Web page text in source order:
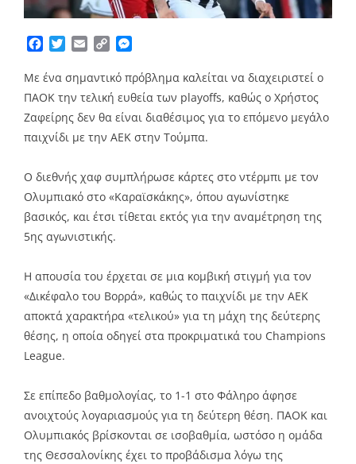
Facebook
TwitterEmailCopy
Με ένα σημαντικό πρόβλημα καλείται να διαχειριστεί ο
ΠΑΟΚ την τελική ευθεία των playoffs, καθώς ο Χρήστος
Ζαφείρης δεν θα είναι διαθέσιμος για το επόμενο μεγάλο
παιχνίδι με την ΑΕΚ στην Τούμπα.
Ο διεθνής χαφ συμπλήρωσε κάρτες στο ντέρμπι με τον
Ολυμπιακό στο «Καραϊσκάκης», όπου αγωνίστηκε
βασικός, και έτσι τίθεται εκτός για την αναμέτρηση της
5ης αγωνιστικής.
Η απουσία του έρχεται σε μια κομβική στιγμή για τον
«Δικέφαλο του Βορρά», καθώς το παιχνίδι με την ΑΕΚ
αποκτά χαρακτήρα «τελικού» για τη μάχη της δεύτερης
θέσης, η οποία οδηγεί στα προκριματικά του Champions
League.
Σε επίπεδο βαθμολογίας, το 1-1 στο Φάληρο άφησε
ανοιχτούς λογαριασμούς για τη δεύτερη θέση. ΠΑΟΚ και
Ολυμπιακός βρίσκονται σε ισοβαθμία, ωστόσο η ομάδα
της Θεσσαλονίκης έχει το προβάδισμα λόγω της